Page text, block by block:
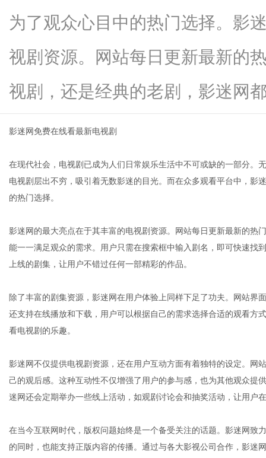
为了观众心目中的热门选择。影
视剧资源。网站每日更新最新的
视剧，还是经典的老剧，影迷网
影迷网免费在线看最新电视剧
在现代社会，电视剧已成为人们日常娱乐生活中不可或缺的一部分。
电视剧层出不穷，吸引着无数影迷的目光。而在众多观看平台中，影
的热门选择。
影迷网的最大亮点在于其丰富的电视剧资源。网站每日更新最新的热
能一一满足观众的需求。用户只需在搜索框中输入剧名，即可快速找
上线的剧集，让用户不错过任何一部精彩的作品。
除了丰富的剧集资源，影迷网在用户体验上同样下足了功夫。网站界
还支持在线播放和下载，用户可以根据自己的需求选择合适的观看方
看电视剧的乐趣。
影迷网不仅提供电视剧资源，还在用户互动方面有着独特的设定。网
己的观后感。这种互动性不仅增强了用户的参与感，也为其他观众提
迷网还会定期举办一些线上活动，如观剧讨论会和抽奖活动，让用户
在当今互联网时代，版权问题始终是一个备受关注的话题。影迷网致
的同时，也能支持正版内容的传播。通过与各大影视公司合作，影迷